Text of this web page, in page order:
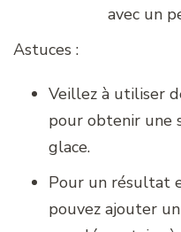
avec un
Astuces :
Veillez à utiliser
pour obtenir une
glace.
Pour un résultat
pouvez ajouter